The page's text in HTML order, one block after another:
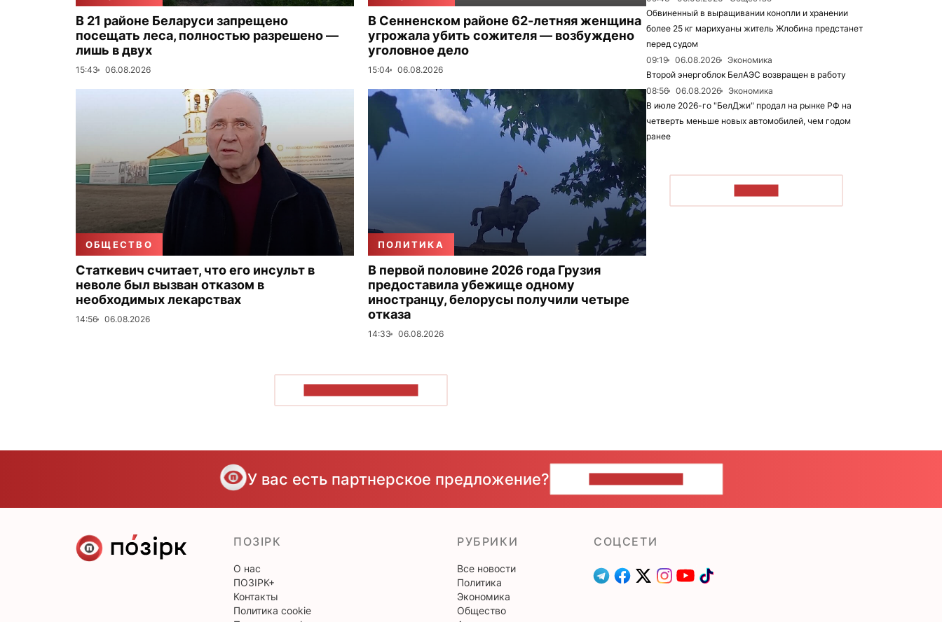
В 21 районе Беларуси запрещено
посещать леса, полностью разрешено —
лишь в двух
15:43 06.08.2026
В Сенненском районе 62-летняя женщина
угрожала убить сожителя — возбуждено
уголовное дело
15:04 06.08.2026
ОБЩЕСТВО
Статкевич считает, что его инсульт в
неволе был вызван отказом в
необходимых лекарствах
14:56 06.08.2026
ПОЛИТИКА
В первой половине 2026 года Грузия
предоставила убежище одному
иностранцу, белорусы получили четыре
отказа
14:33 06.08.2026
Обвиненный в выращивании конопли и хранении
более 25 кг марихуаны житель Жлобина предстанет
перед судом
09:19
06.08.2026
Экономика
Второй энергоблок БелАЭС возвращен в работу
08:56
06.08.2026
Экономика
В июле 2026-го "БелДжи" продал на рынке РФ на
четверть меньше новых автомобилей, чем годом
ранее
У вас есть партнерское предложение?
ПОЗІРК
О нас
ПОЗІРК+
Контакты
Политика cookie
РУБРИКИ
Все новости
Политика
Экономика
Общество
CОЦСЕТИ